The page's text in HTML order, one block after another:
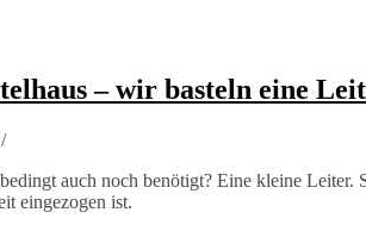
– wir basteln eine
/
auch noch benötigt? Eine kleine
eingezogen ist.